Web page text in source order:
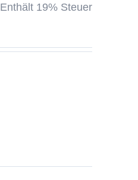
Enthält 19% Steuer